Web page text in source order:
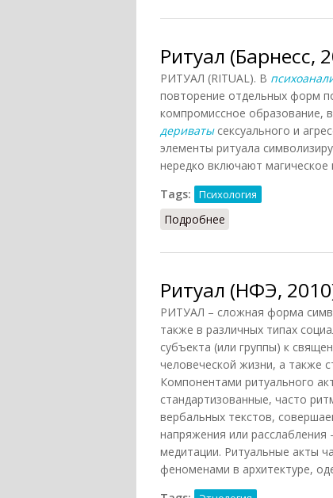
Ритуал (Барнесс,
РИТУАЛ (RITUAL). В
повторение отдельных форм
компромиссное образование,
дериватысексуального и
элементы ритуала
нередко включают
Tags:
Психология
Подробнее
Ритуал (НФЭ,
РИТУАЛ – сложная форма
также в различных типах
субъекта (или группы) к
человеческой жизни, а также
Компонентами ритуального
стандартизованные, часто
вербальных текстов,
напряжения или расслабления
медитации. Ритуальные акты
феноменами в архитектуре,